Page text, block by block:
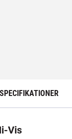
Vis